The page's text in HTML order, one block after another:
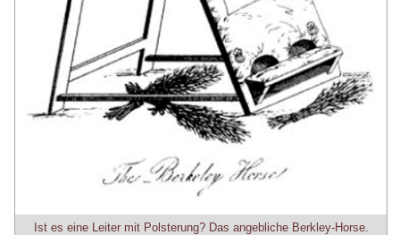
Ist es eine Leiter mit Polsterung? Das angebliche Berkley-Horse.